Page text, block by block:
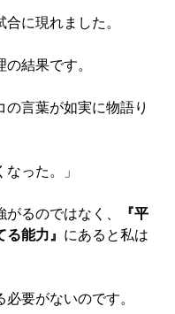
に現れました。
結果です。
の言葉が如実に物語り
なった。」
るのではなく、
『平
能力』 にあると私は
要がないのです。